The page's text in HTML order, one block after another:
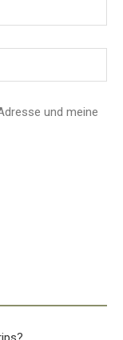
und meine